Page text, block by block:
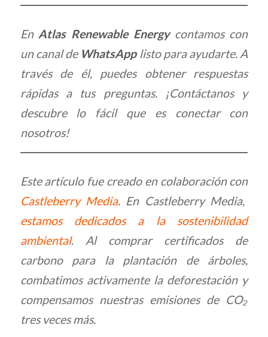
En Atlas Renewable Energycontamos con
un canal de WhatsApplisto para ayudarte. A
través de él, puedes obtener respuestas
rápidas a tus preguntas. ¡Contáctanos y
descubre lo fácil que es conectar con
nosotros!
Este artículo fue creado en colaboración con
Castleberry Media. En Castleberry Media,
estamos dedicados a la sostenibilidad
ambiental. Al comprar certificados de
carbono para la plantación de árboles,
combatimos activamente la deforestación y
compensamos nuestras emisiones de CO₂
tres veces más.